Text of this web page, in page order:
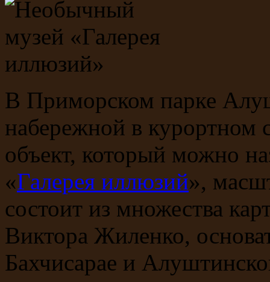
В Приморском парке
набережной в курортном
объект, который можно
«Галерея иллюзий»,
состоит из множества
Виктора Жиленко,
Бахчисарае и